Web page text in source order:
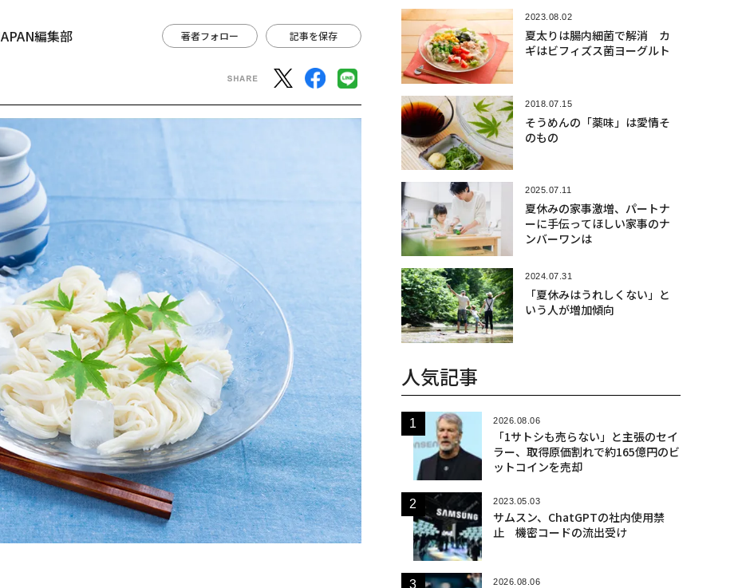
編集部 著者フォロー 記事を保存
2023.08.02
夏太りは腸内細菌で解消 カ
ギはビフィズス菌ヨーグルト
2018.07.15
そうめんの「薬味」は愛情そ
のもの
2025.07.11
夏休みの家事激増、パートナ
ーに手伝ってほしい家事のナ
ンバーワンは
2024.07.31
「夏休みはうれしくない」と
いう人が増加傾向
人気記事
2026.08.06
「1サトシも売らない」と主張のセイ
ラー、取得原価割れで約165億円のビ
ットコインを売却
2023.05.03
サムスン、ChatGPTの社内使用禁
止 機密コードの流出受け
2026.08.06